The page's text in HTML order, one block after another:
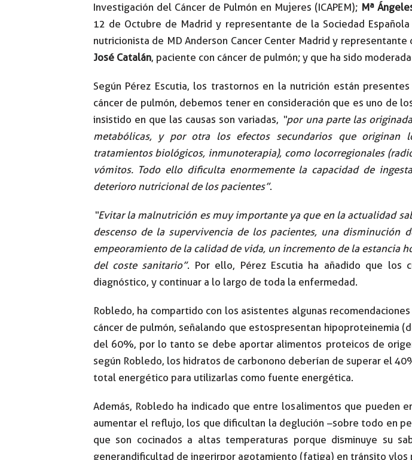
Investigación del Cáncer de Pulmón en Mujeres (ICAPEM); Mª
12 de Octubre de Madrid y representante de la Sociedad Española
nutricionista de MD Anderson Cancer Center Madrid y
José Catalán, paciente con cáncer de pulmón; y que ha sido
Según Pérez Escutia, los trastornos en la nutrición están
cáncer de pulmón, debemos tener en consideración que es uno de
insistido en que las causas son variadas, “por una parte las
metabólicas, y por otra los efectos secundarios que originan
tratamientos biológicos, inmunoterapia), como locorregionales
vómitos. Todo ello dificulta enormemente la capacidad de
deterioro nutricional de los pacientes”.
“Evitar la malnutrición es muy importante ya que en la actualidad
descenso de la supervivencia de los pacientes, una
empeoramiento de la calidad de vida, un incremento de la estancia
del coste sanitario”. Por ello, Pérez Escutia ha añadido que los
diagnóstico, y continuar a lo largo de toda la enfermedad.
Robledo, ha compartido con los asistentes algunas
cáncer de pulmón, señalando que estos presentan
del 60%, por lo tanto se debe aportar alimentos proteicos de
según Robledo, los hidratos de carbono no deberían de superar el
total energético para utilizarlas como fuente energética.
Además, Robledo ha indicado que entre los alimentos que pueden
aumentar el reflujo, los que dificultan la deglución –sobre todo en
que son cocinados a altas temperaturas porque disminuye su
generan dificultad de ingerir por agotamiento (fatiga) en tránsito y